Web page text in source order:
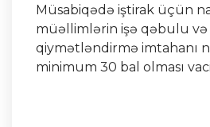
Müsabiqədə iştirak üçün
müəllimlərin işə qəbulu və
qiymətləndirmə imtahanı
minimum 30 bal olması